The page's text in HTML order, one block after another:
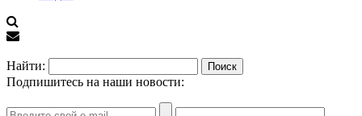
Найти:
Подпишитесь на наши новости: